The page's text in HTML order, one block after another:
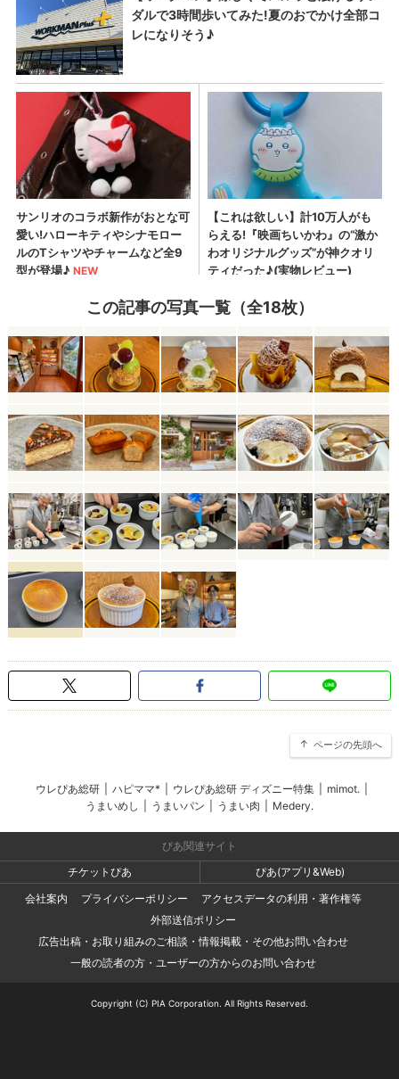
この記事の写真一覧（全18枚）
ページの先頭へ
ウレぴあ総研 ハピママ* ウレぴあ総研 ディズニー特集 mimot.
うまいめし
うまいパン うまい肉 Medery.
ぴあ関連サイト
チケットぴあ
ぴあ(アプリ&Web)
会社案内
プライバシーポリシー
アクセスデータの利用・著作権等
外部送信ポリシー
広告出稿・お取り組みのご相談・情報掲載・その他お問い合わせ
一般の読者の方・ユーザーの方からのお問い合わせ
Copyright (C) PIA Corporation. All Rights Reserved.